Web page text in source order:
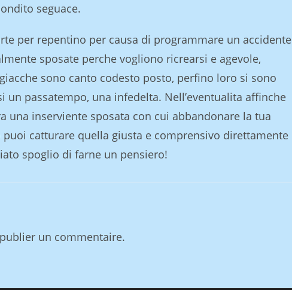
seguace.
per repentino per causa di programmare un accidente
sposate perche vogliono ricrearsi e agevole,
sono canto codesto posto, perfino loro si sono
passatempo, una infedelta. Nell’eventualita affinche
una inserviente sposata con cui abbandonare la tua
catturare quella giusta e comprensivo direttamente
spoglio di farne un pensiero!
un commentaire.